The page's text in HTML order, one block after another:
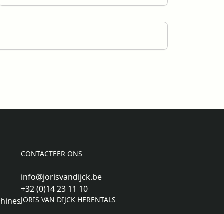
CONTACTEER ONS
info@jorisvandijck.be
+32 (0)14 23 11 10
JORIS VAN DIJCK HERENTALS